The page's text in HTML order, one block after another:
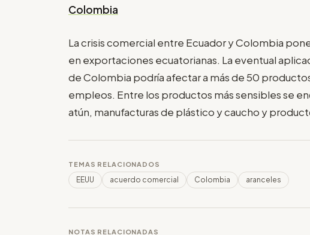
Colombia
La crisis comercial entre Ecuador y Colombia
en exportaciones ecuatorianas. La eventual
de Colombia podría afectar a más de 50
empleos. Entre los productos más sensibles se
atún, manufacturas de plástico y caucho y
TEMAS RELACIONADOS
EEUU acuerdo comercial Colombia aranceles
NOTAS RELACIONADAS